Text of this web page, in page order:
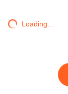
Loading…